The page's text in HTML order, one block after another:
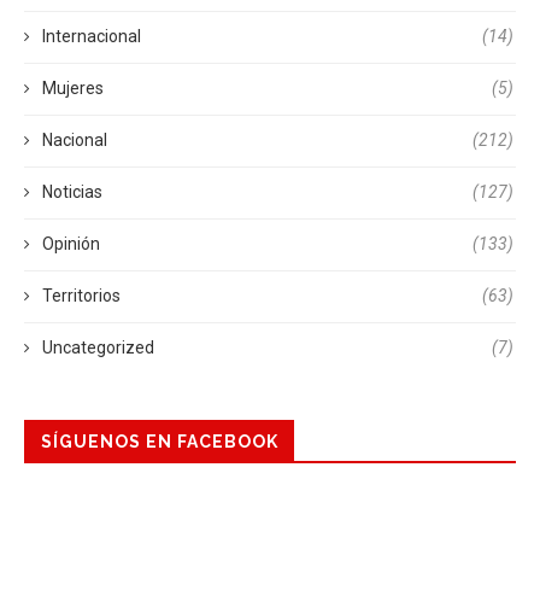
Internacional (14)
Mujeres (5)
Nacional (212)
Noticias (127)
Opinión (133)
Territorios (63)
Uncategorized (7)
SÍGUENOS EN FACEBOOK